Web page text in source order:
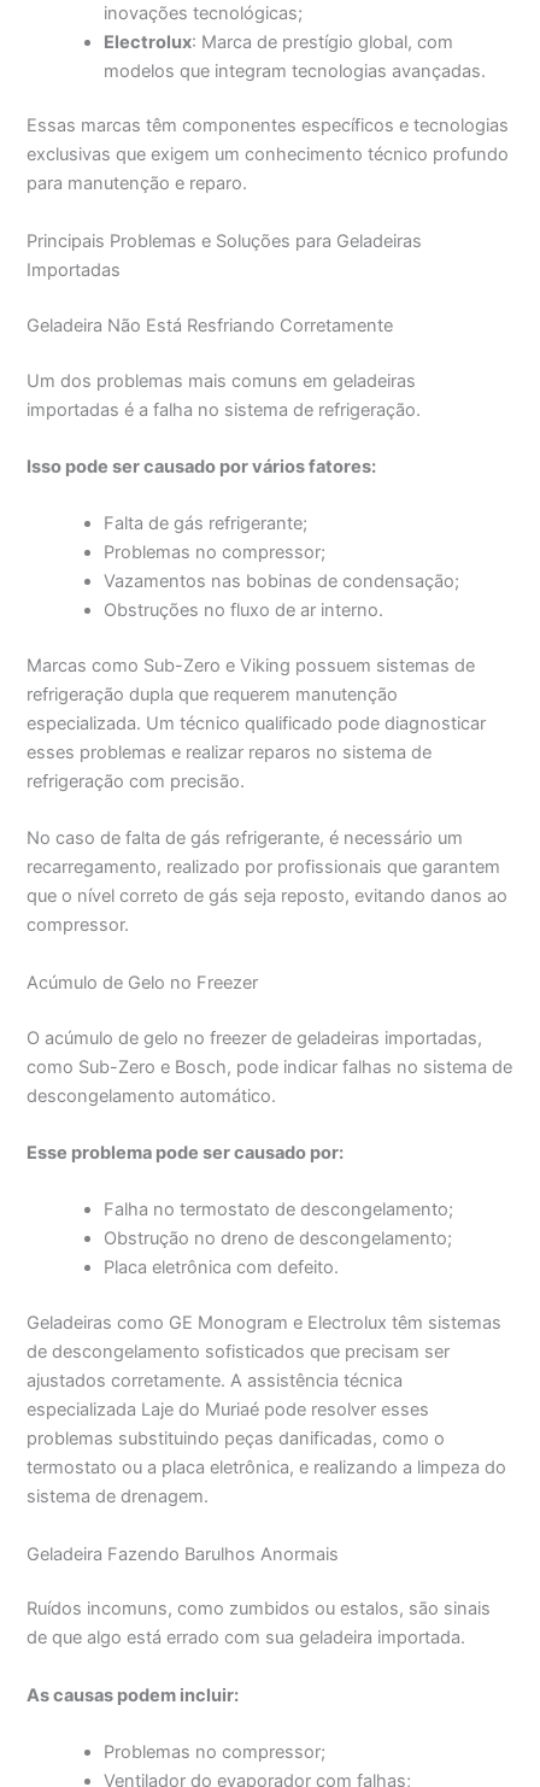
inovações tecnológicas;
Electrolux: Marca de prestígio global, com
modelos que integram tecnologias avançadas.
Essas marcas têm componentes específicos e tecnologias
exclusivas que exigem um conhecimento técnico profundo
para manutenção e reparo.
Principais Problemas e Soluções para Geladeiras
Importadas
Geladeira Não Está Resfriando Corretamente
Um dos problemas mais comuns em geladeiras
importadas é a falha no sistema de refrigeração.
Isso pode ser causado por vários fatores:
Falta de gás refrigerante;
Problemas no compressor;
Vazamentos nas bobinas de condensação;
Obstruções no fluxo de ar interno.
Marcas como Sub-Zero e Viking possuem sistemas de
refrigeração dupla que requerem manutenção
especializada. Um técnico qualificado pode diagnosticar
esses problemas e realizar reparos no sistema de
refrigeração com precisão.
No caso de falta de gás refrigerante, é necessário um
recarregamento, realizado por profissionais que garantem
que o nível correto de gás seja reposto, evitando danos ao
compressor.
Acúmulo de Gelo no Freezer
O acúmulo de gelo no freezer de geladeiras importadas,
como Sub-Zero e Bosch, pode indicar falhas no sistema de
descongelamento automático.
Esse problema pode ser causado por:
Falha no termostato de descongelamento;
Obstrução no dreno de descongelamento;
Placa eletrônica com defeito.
Geladeiras como GE Monogram e Electrolux têm sistemas
de descongelamento sofisticados que precisam ser
ajustados corretamente. A assistência técnica
especializada Laje do Muriaé pode resolver esses
problemas substituindo peças danificadas, como o
termostato ou a placa eletrônica, e realizando a limpeza do
sistema de drenagem.
Geladeira Fazendo Barulhos Anormais
Ruídos incomuns, como zumbidos ou estalos, são sinais
de que algo está errado com sua geladeira importada.
As causas podem incluir:
Problemas no compressor;
Ventilador do evaporador com falhas;